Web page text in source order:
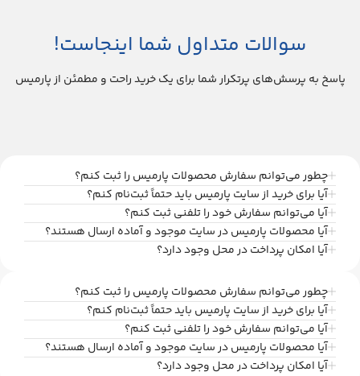
سوالات متداول شما اینجاست!
پاسخ به پرسش‌های پرتکرار شما برای یک خرید راحت و مطمئن از پارمیس
چطور می‌توانم سفارش محصولات پارمیس را ثبت کنم؟
آیا برای خرید از سایت پارمیس باید حتماً ثبت‌نام کنم؟
آیا می‌توانم سفارش خود را تلفنی ثبت کنم؟
آیا محصولات پارمیس در سایت موجود و آماده ارسال هستند؟
آیا امکان پرداخت در محل وجود دارد؟
چطور می‌توانم سفارش محصولات پارمیس را ثبت کنم؟
آیا برای خرید از سایت پارمیس باید حتماً ثبت‌نام کنم؟
آیا می‌توانم سفارش خود را تلفنی ثبت کنم؟
آیا محصولات پارمیس در سایت موجود و آماده ارسال هستند؟
آیا امکان پرداخت در محل وجود دارد؟